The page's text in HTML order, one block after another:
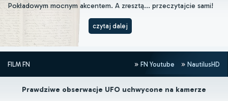
Pokładowym mocnym akcentem. A zresztą... przeczytajcie sami!
czytaj dalej
FILM FN FN Youtube NautilusHD
Prawdziwe obserwacje UFO uchwycone na kamerze